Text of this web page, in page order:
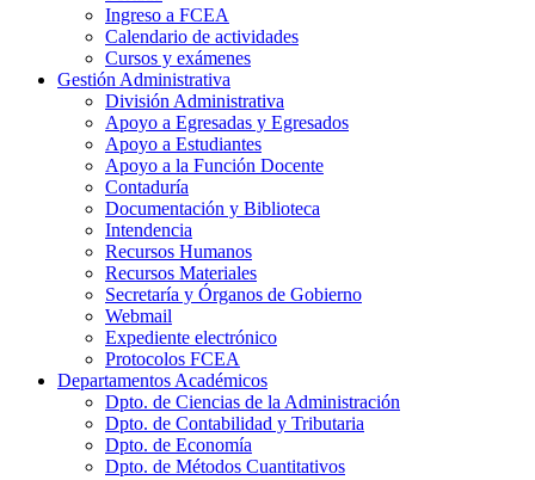
Ingreso a FCEA
Calendario de actividades
Cursos y exámenes
Gestión Administrativa
División Administrativa
Apoyo a Egresadas y Egresados
Apoyo a Estudiantes
Apoyo a la Función Docente
Contaduría
Documentación y Biblioteca
Intendencia
Recursos Humanos
Recursos Materiales
Secretaría y Órganos de Gobierno
Webmail
Expediente electrónico
Protocolos FCEA
Departamentos Académicos
Dpto. de Ciencias de la Administración
Dpto. de Contabilidad y Tributaria
Dpto. de Economía
Dpto. de Métodos Cuantitativos